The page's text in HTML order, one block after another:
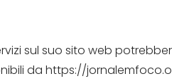
sul suo sito web
da https://